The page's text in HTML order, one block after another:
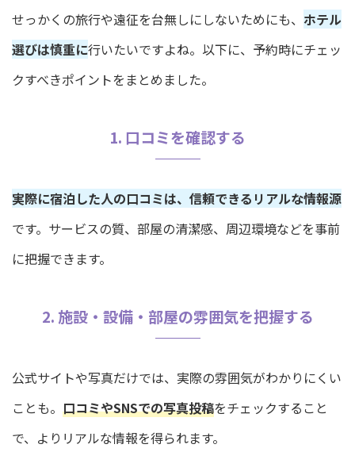
せっかくの旅行や遠征を台無しにしないためにも、 ホテル
選びは慎重に行いたいですよね。以下に、予約時にチェッ
クすべきポイントをまとめました。
1. 口コミを確認する
実際に宿泊した人の口コミは、信頼できるリアルな情報源
です。サービスの質、部屋の清潔感、周辺環境などを事前
に把握できます。
2. 施設・設備・部屋の雰囲気を把握する
公式サイトや写真だけでは、実際の雰囲気がわかりにくい
ことも。 口コミやSNSでの写真投稿をチェックすること
で、よりリアルな情報を得られます。